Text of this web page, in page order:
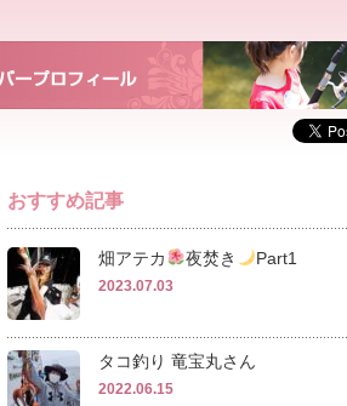
おすすめ記事
畑アテカ 夜焚き Part1
2023.07.03
タコ釣り 竜宝丸さん
2022.06.15